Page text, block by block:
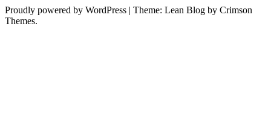
Proudly powered by WordPress | Theme: Lean Blog by Crimson
Themes.